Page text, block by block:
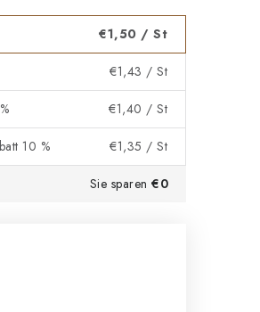
€1,50 / St
€1,43 / St
€1,40 / St
10 % €1,35 / St
Sie sparen €0